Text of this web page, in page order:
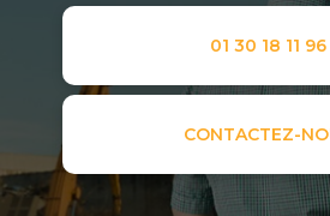
01 30 18 11 96
CONTACTEZ-